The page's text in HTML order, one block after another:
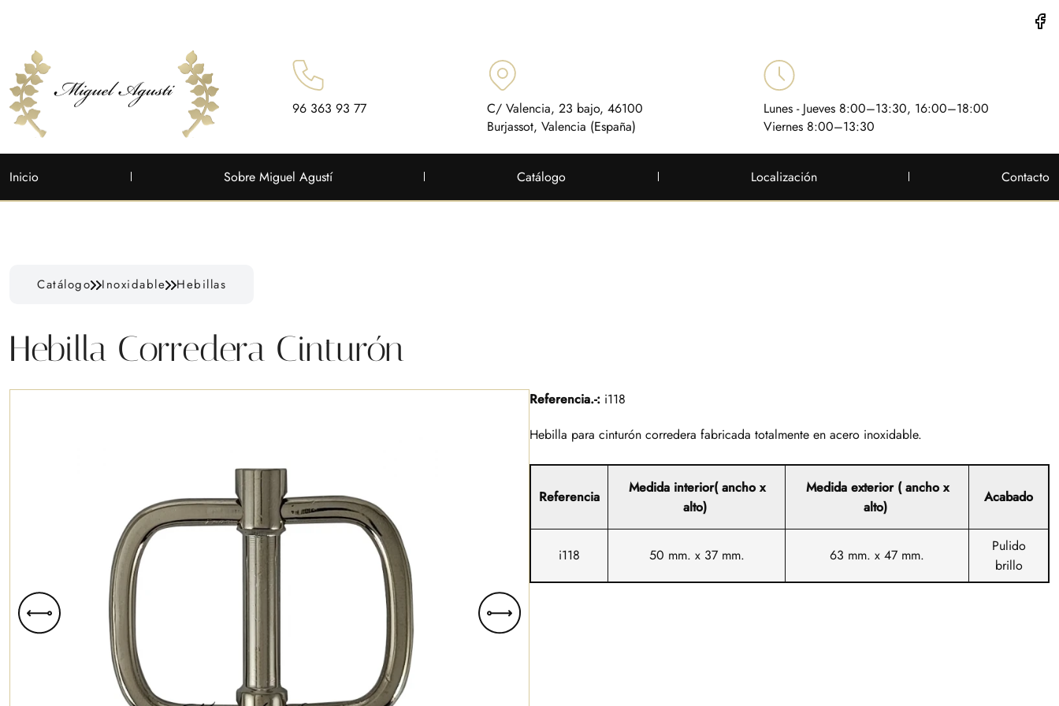
96 363 93 77
C/ Valencia, 23 bajo, 46100
Burjassot, Valencia (España)
Lunes - Jueves 8:00–13:30, 16:00–18:00
Viernes 8:00–13:30
Inicio Sobre Miguel Agustí Catálogo Localización Contacto
Catálogo Inoxidable Hebillas
Hebilla Corredera Cinturón
Referencia.-: i118
Hebilla para cinturón corredera fabricada totalmente en acero inoxidable.
Referencia
Medida interior( ancho x
alto)
Medida exterior ( ancho x
alto)
Acabado
i118 50 mm. x 37 mm. 63 mm. x 47 mm.
Pulido
brillo